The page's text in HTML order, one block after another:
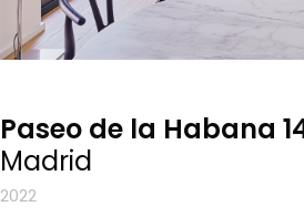
Paseo de la Habana
Madrid
2022